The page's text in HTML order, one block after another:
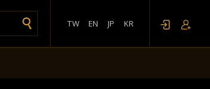
TW EN JP KR